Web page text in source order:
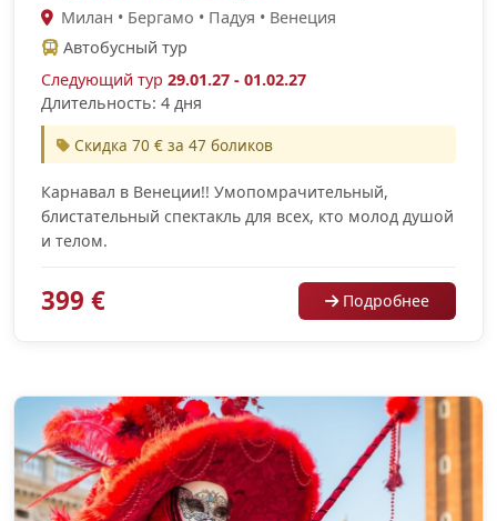
Милан • Бергамо • Падуя • Венеция
Автобусный тур
Следующий тур 29.01.27 - 01.02.27
Длительность: 4 дня
Скидка 70 € за 47 боликов
Карнавал в Венеции!! Умопомрачительный,
блистательный спектакль для всех, кто молод душой
и телом.
399 € Подробнее